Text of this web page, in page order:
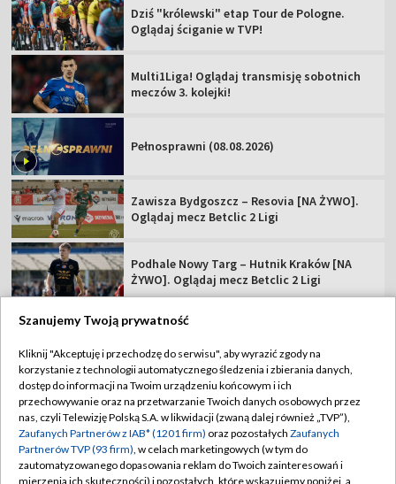
Dziś "królewski" etap Tour de Pologne.
Oglądaj ściganie w TVP!
Multi1Liga! Oglądaj transmisję sobotnich
meczów 3. kolejki!
Pełnosprawni (08.08.2026)
Zawisza Bydgoszcz – Resovia [NA ŻYWO].
Oglądaj mecz Betclic 2 Ligi
Podhale Nowy Targ – Hutnik Kraków [NA
ŻYWO]. Oglądaj mecz Betclic 2 Ligi
TVP
Abonament TVP
Sklep TVP
Biuro Reklamy
Regulamin TVP
Polityka prywatności
Moje zgody
Szanujemy Twoją prywatność
Kliknij "Akceptuję i przechodzę do serwisu", aby wyrazić zgody na
korzystanie z technologii automatycznego śledzenia i zbierania danych,
dostęp do informacji na Twoim urządzeniu końcowym i ich
przechowywanie oraz na przetwarzanie Twoich danych osobowych przez
nas, czyli Telewizję Polską S.A. w likwidacji (zwaną dalej również „TVP”),
Zaufanych Partnerów z IAB* (1201 firm) oraz pozostałych Zaufanych
Partnerów TVP (93 firm), w celach marketingowych (w tym do
zautomatyzowanego dopasowania reklam do Twoich zainteresowań i
mierzenia ich skuteczności) i pozostałych, które wskazujemy poniżej, a